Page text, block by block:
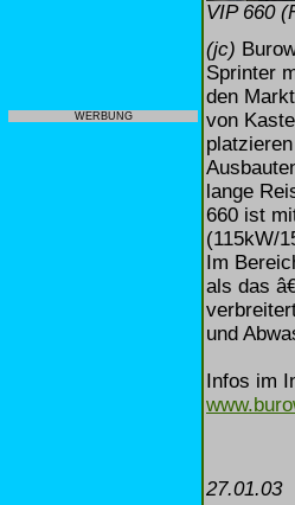
WERBUNG
VIP 660
(jc)
Sprinter
den
von
lange
660 ist
(115kW/
Im
als das
und
Infos im
27.01.03